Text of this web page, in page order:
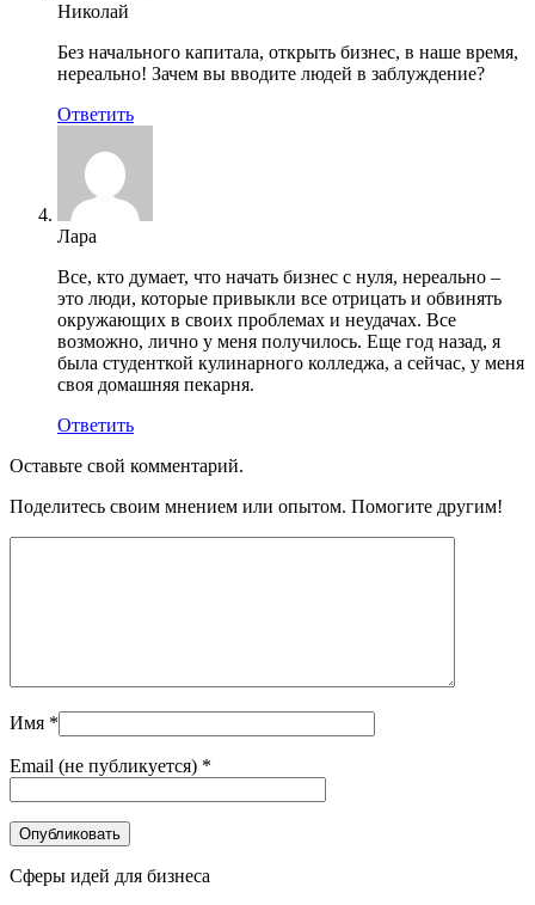
Николай
Без начального капитала, открыть бизнес, в наше время,
нереально! Зачем вы вводите людей в заблуждение?
Ответить
Лара
Все, кто думает, что начать бизнес с нуля, нереально –
это люди, которые привыкли все отрицать и обвинять
окружающих в своих проблемах и неудачах. Все
возможно, лично у меня получилось. Еще год назад, я
была студенткой кулинарного колледжа, а сейчас, у меня
своя домашняя пекарня.
Ответить
Оставьте свой комментарий.
Поделитесь своим мнением или опытом. Помогите другим!
Имя *
Email (не публикуется) *
Сферы идей для бизнеса